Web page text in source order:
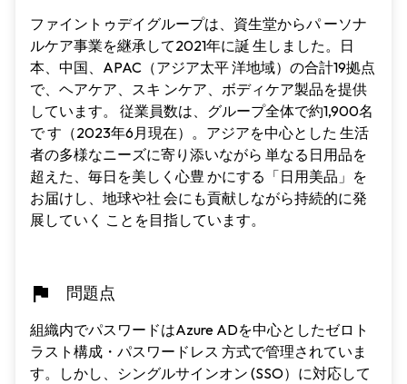
ファイントゥデイグループは、資生堂からパ ーソナ
ルケア事業を継承して2021年に誕 生しました。日
本、中国、APAC（アジア太平 洋地域）の合計19拠点
で、ヘアケア、スキ ンケア、ボディケア製品を提供
しています。 従業員数は、グループ全体で約1,900名
で す（2023年6月現在）。アジアを中心とした 生活
者の多様なニーズに寄り添いながら 単なる日用品を
超えた、毎日を美しく心豊 かにする「日用美品」を
お届けし、地球や社 会にも貢献しながら持続的に発
展していく ことを目指しています。
問題点
組織内でパスワードはAzure ADを中心としたゼロト
ラスト構成・パスワードレス 方式で管理されていま
す。しかし、シングルサインオン (SSO）に対応して